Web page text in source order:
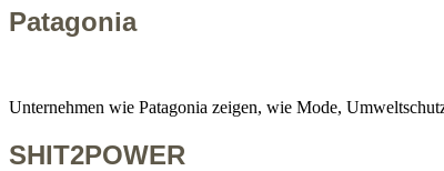
Patagonia
Unternehmen wie Patagonia zeigen, wie Mode,
SHIT2POWER